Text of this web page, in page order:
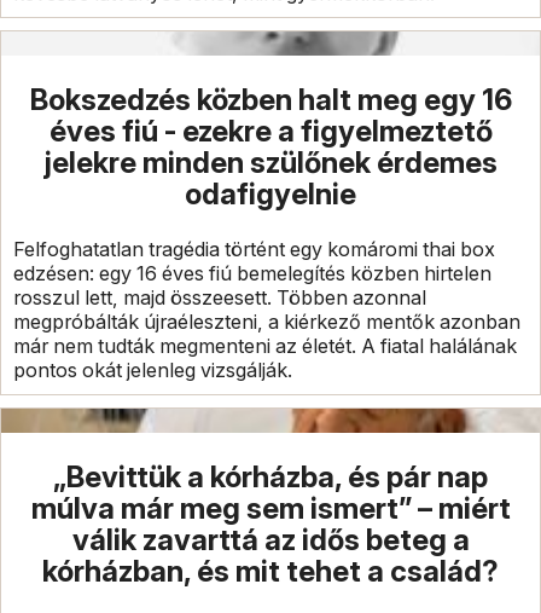
Bokszedzés közben halt meg egy 16
éves fiú - ezekre a figyelmeztető
jelekre minden szülőnek érdemes
odafigyelnie
Felfoghatatlan tragédia történt egy komáromi thai box
edzésen: egy 16 éves fiú bemelegítés közben hirtelen
rosszul lett, majd összeesett. Többen azonnal
megpróbálták újraéleszteni, a kiérkező mentők azonban
már nem tudták megmenteni az életét. A fiatal halálának
pontos okát jelenleg vizsgálják.
„Bevittük a kórházba, és pár nap
múlva már meg sem ismert” – miért
válik zavarttá az idős beteg a
kórházban, és mit tehet a család?